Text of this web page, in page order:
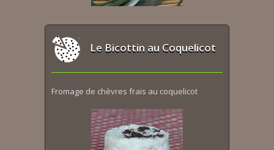
Le Bicottin au Coquelicot
Fromage de chèvres frais au coquelicot